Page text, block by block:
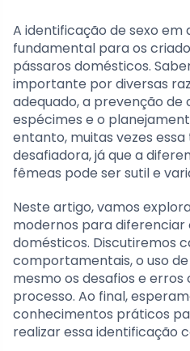
A identificação de sexo em
fundamental para os
pássaros domésticos.
importante por diversas
adequado, a prevenção
espécimes e o
entanto, muitas vezes
desafiadora, já que a
fêmeas pode ser sutil e
Neste artigo, vamos
modernos para diferenciar
domésticos. Discutiremos
comportamentais, o uso
mesmo os desafios e
processo. Ao final,
conhecimentos práticos
realizar essa identificação